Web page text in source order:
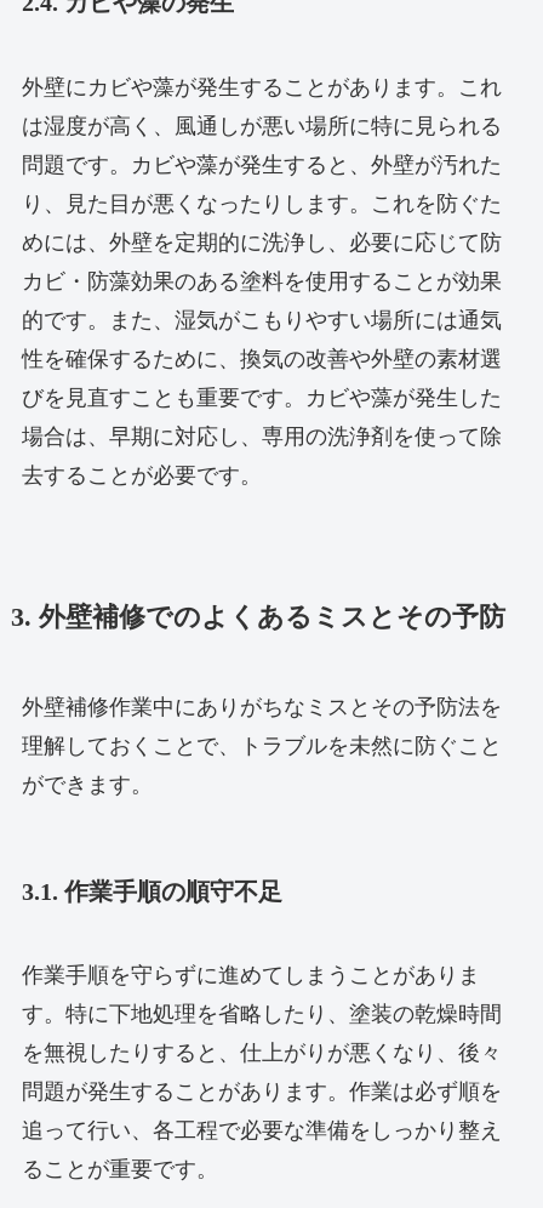
外壁にカビや藻が発生することがあります。これ
は湿度が高く、風通しが悪い場所に特に見られる
問題です。カビや藻が発生すると、外壁が汚れた
り、見た目が悪くなったりします。これを防ぐた
めには、外壁を定期的に洗浄し、必要に応じて防
カビ・防藻効果のある塗料を使用することが効果
的です。また、湿気がこもりやすい場所には通気
性を確保するために、換気の改善や外壁の素材選
びを見直すことも重要です。カビや藻が発生した
場合は、早期に対応し、専用の洗浄剤を使って除
去することが必要です。
3. 外壁補修でのよくあるミスとその予防
外壁補修作業中にありがちなミスとその予防法を
理解しておくことで、トラブルを未然に防ぐこと
ができます。
3.1. 作業手順の順守不足
作業手順を守らずに進めてしまうことがありま
す。特に下地処理を省略したり、塗装の乾燥時間
を無視したりすると、仕上がりが悪くなり、後々
問題が発生することがあります。作業は必ず順を
追って行い、各工程で必要な準備をしっかり整え
ることが重要です。